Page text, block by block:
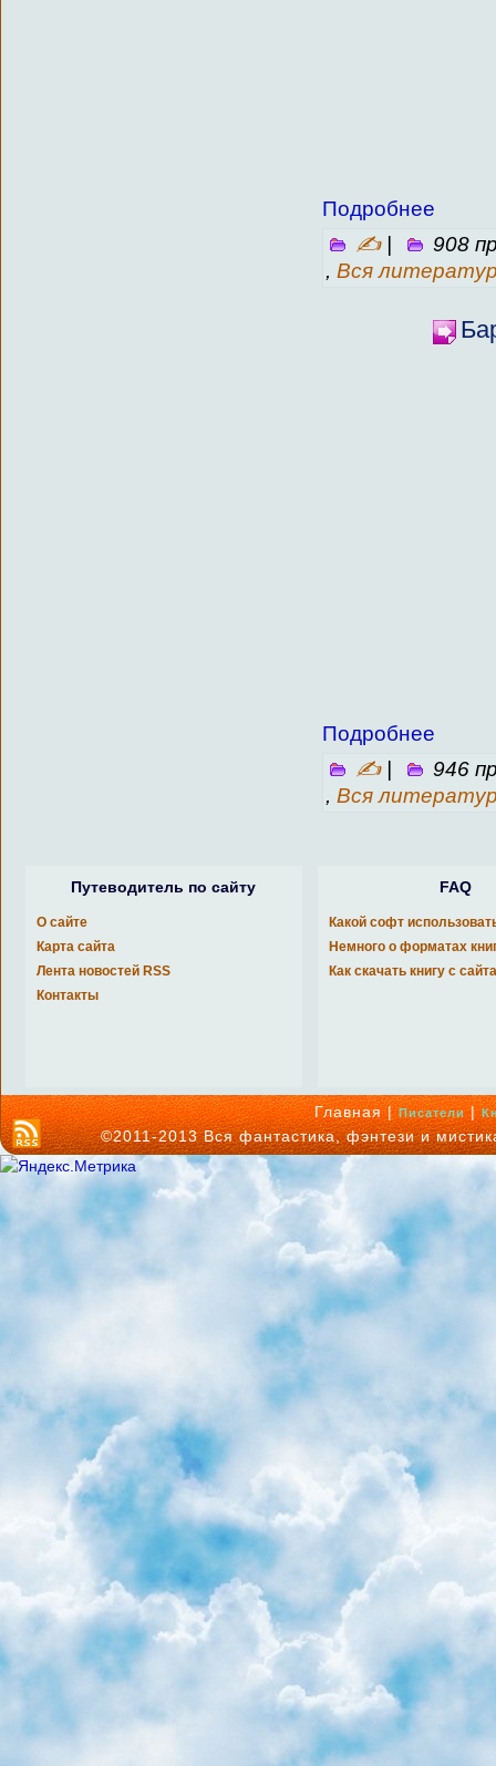
Подробнее
✍|
908
, Вся
Подробнее
✍|
946
, Вся
Путеводитель по сайту
О сайте
Карта сайта
Лента новостей RSS
Контакты
FAQ
Какой софт
Немного о форматах
Как скачать книгу с
Главная |Писатели|
©2011-2013 Вся фантастика, фэнтези и